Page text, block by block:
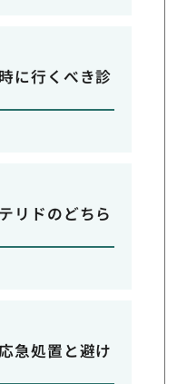
に行くべき診
リドのどちら
急処置と避け